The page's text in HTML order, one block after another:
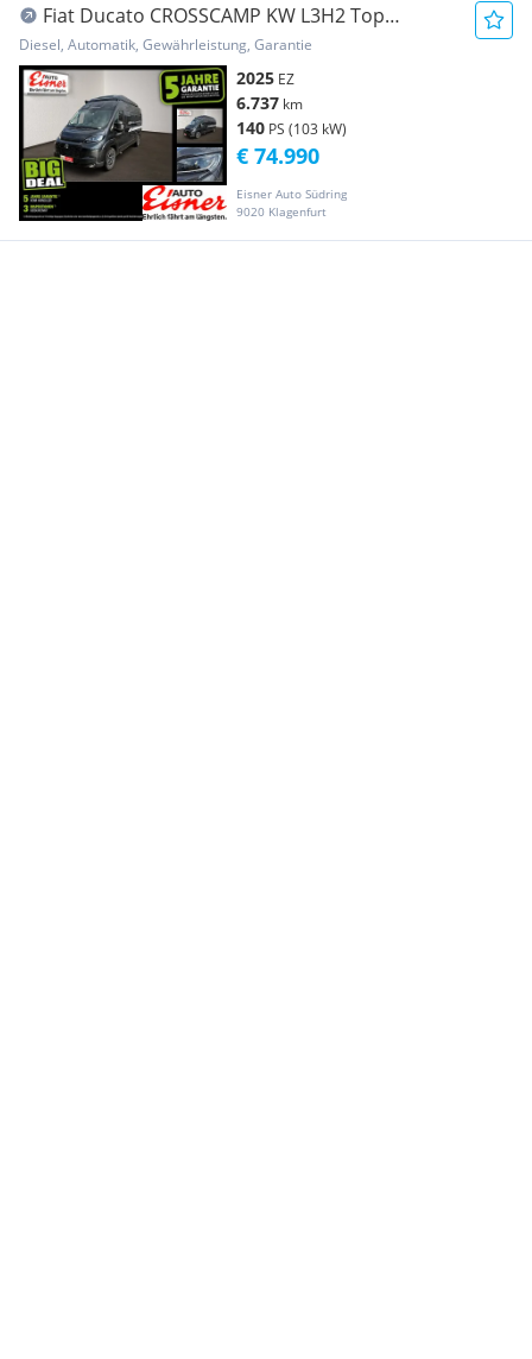
Fiat Ducato CROSSCAMP KW L3H2 Top
Ausstattung ! Bus
Diesel, Automatik, Gewährleistung, Garantie
2025 EZ
6.737 km
140 PS (103 kW)
Eisner Auto Südring
9020 Klagenfurt
€ 74.990